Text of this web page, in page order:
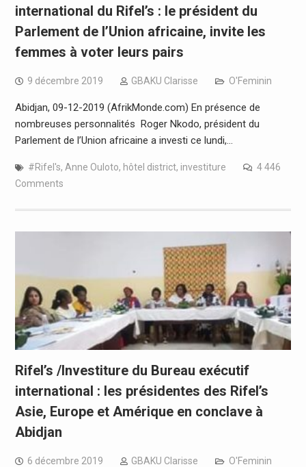
international du Rifel’s : le président du
Parlement de l’Union africaine, invite les
femmes à voter leurs pairs
9 décembre 2019 GBAKU Clarisse O'Feminin
Abidjan, 09-12-2019 (AfrikMonde.com) En présence de
nombreuses personnalités Roger Nkodo, président du
Parlement de l’Union africaine a investi ce lundi,…
#Rifel's, Anne Ouloto, hôtel district, investiture
4 446
Comments
Rifel’s /Investiture du Bureau exécutif
international : les présidentes des Rifel’s
Asie, Europe et Amérique en conclave à
Abidjan
6 décembre 2019 GBAKU Clarisse O'Feminin